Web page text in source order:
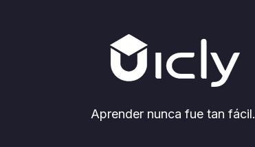
Aprender nunca fue tan fácil.